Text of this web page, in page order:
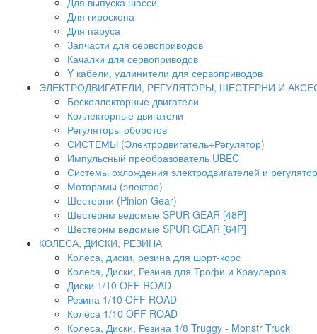
Для гироскопа
Для паруса
Запчасти для сервоприводов
Качалки для сервоприводов
Y кабели, удлинители для сервоприводов
ЭЛЕКТРОДВИГАТЕЛИ, РЕГУЛЯТОРЫ, ШЕСТЕРНИ И
Бесколлекторные двигатели
Коллекторные двигатели
Регуляторы оборотов
СИСТЕМЫ (Электродвигатель+Регулятор)
Импульсный преобразователь UBEC
Системы охлождения электродвигателей и
Моторамы (электро)
Шестерни (Pinion Gear)
Шестернм ведомые SPUR GEAR [48P]
Шестернм ведомые SPUR GEAR [64P]
КОЛЕСА, ДИСКИ, РЕЗИНА
Колёса, диски, резина для шорт-корс
Колеса, Диски, Резина для Трофи и Краулеров
Диски 1/10 OFF ROAD
Резина 1/10 OFF ROAD
Колёса 1/10 OFF ROAD
Колеса, Диски, Резина 1/8 Truggy - Monstr Truck